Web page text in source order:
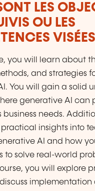
LES
OU LES
you will learn about
and strategies
You will gain a solid
generative AI can
needs.
insights into
AI and how
to solve real-world
you will explore
implementation